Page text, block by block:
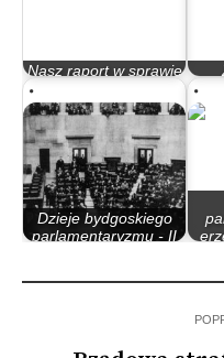
Nasz raport w sprawie
drogi ekspresowej S-5
Dzieje bydgoskiego
parlamentaryzmu - II